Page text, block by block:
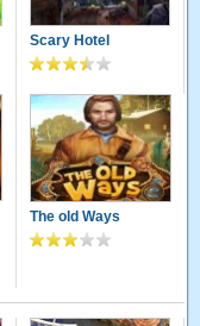
Scary Hotel
The old Ways